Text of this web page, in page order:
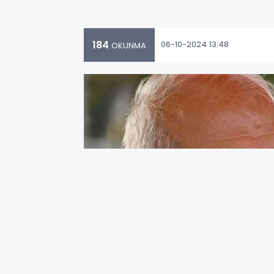
184 OKUNMA 06-10-2024 13:48